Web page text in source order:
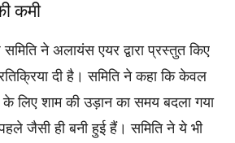
कमी
ने अलायंस एयर द्वारा प्रस्तुत किए
दी है। समिति ने कहा कि केवल
लिए शाम की उड़ान का समय बदला गया
जैसी ही बनी हुई हैं। समिति ने ये भी